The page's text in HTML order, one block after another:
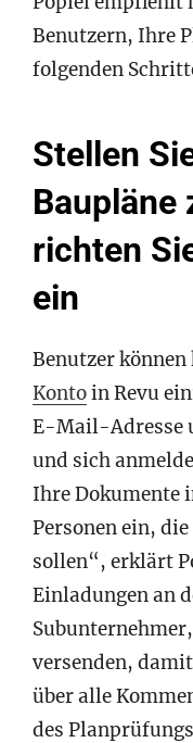
Benutzern, Ihre
folgenden
Stellen
Baupläne
richten
ein
Benutzer
Kontoin Revu
E-Mail-Adresse
und sich
Ihre Dokumente
Personen ein,
sollen“, erklärt
Einladungen an
versenden,
über alle
des